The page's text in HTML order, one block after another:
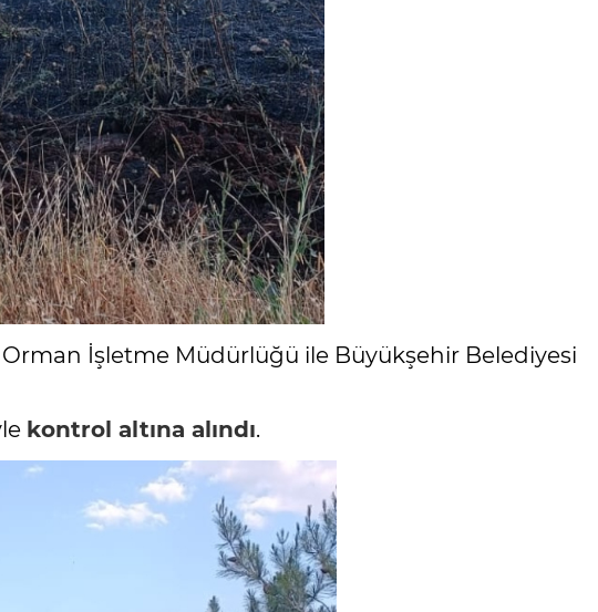
Orman İşletme Müdürlüğü ile Büyükşehir Belediyesi
kontrol altına alındı.